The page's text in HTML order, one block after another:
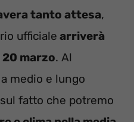
tanto attesa,
ufficiale arriverà
20 marzo. Al
medio e lungo
fatto che potremo